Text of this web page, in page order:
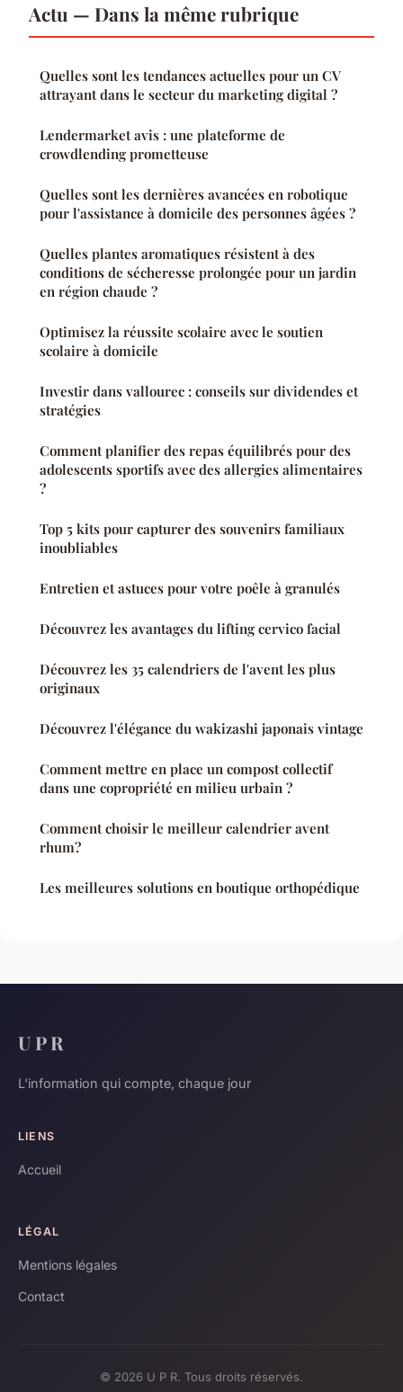
Actu — Dans la même rubrique
Quelles sont les tendances actuelles pour un CV
attrayant dans le secteur du marketing digital ?
Lendermarket avis : une plateforme de
crowdlending prometteuse
Quelles sont les dernières avancées en robotique
pour l'assistance à domicile des personnes âgées ?
Quelles plantes aromatiques résistent à des
conditions de sécheresse prolongée pour un jardin
en région chaude ?
Optimisez la réussite scolaire avec le soutien
scolaire à domicile
Investir dans vallourec : conseils sur dividendes et
stratégies
Comment planifier des repas équilibrés pour des
adolescents sportifs avec des allergies alimentaires
?
Top 5 kits pour capturer des souvenirs familiaux
inoubliables
Entretien et astuces pour votre poêle à granulés
Découvrez les avantages du lifting cervico facial
Découvrez les 35 calendriers de l'avent les plus
originaux
Découvrez l'élégance du wakizashi japonais vintage
Comment mettre en place un compost collectif
dans une copropriété en milieu urbain ?
Comment choisir le meilleur calendrier avent
rhum?
Les meilleures solutions en boutique orthopédique
U P R
L'information qui compte, chaque jour
LIENS
Accueil
LÉGAL
Mentions légales
Contact
© 2026 U P R. Tous droits réservés.